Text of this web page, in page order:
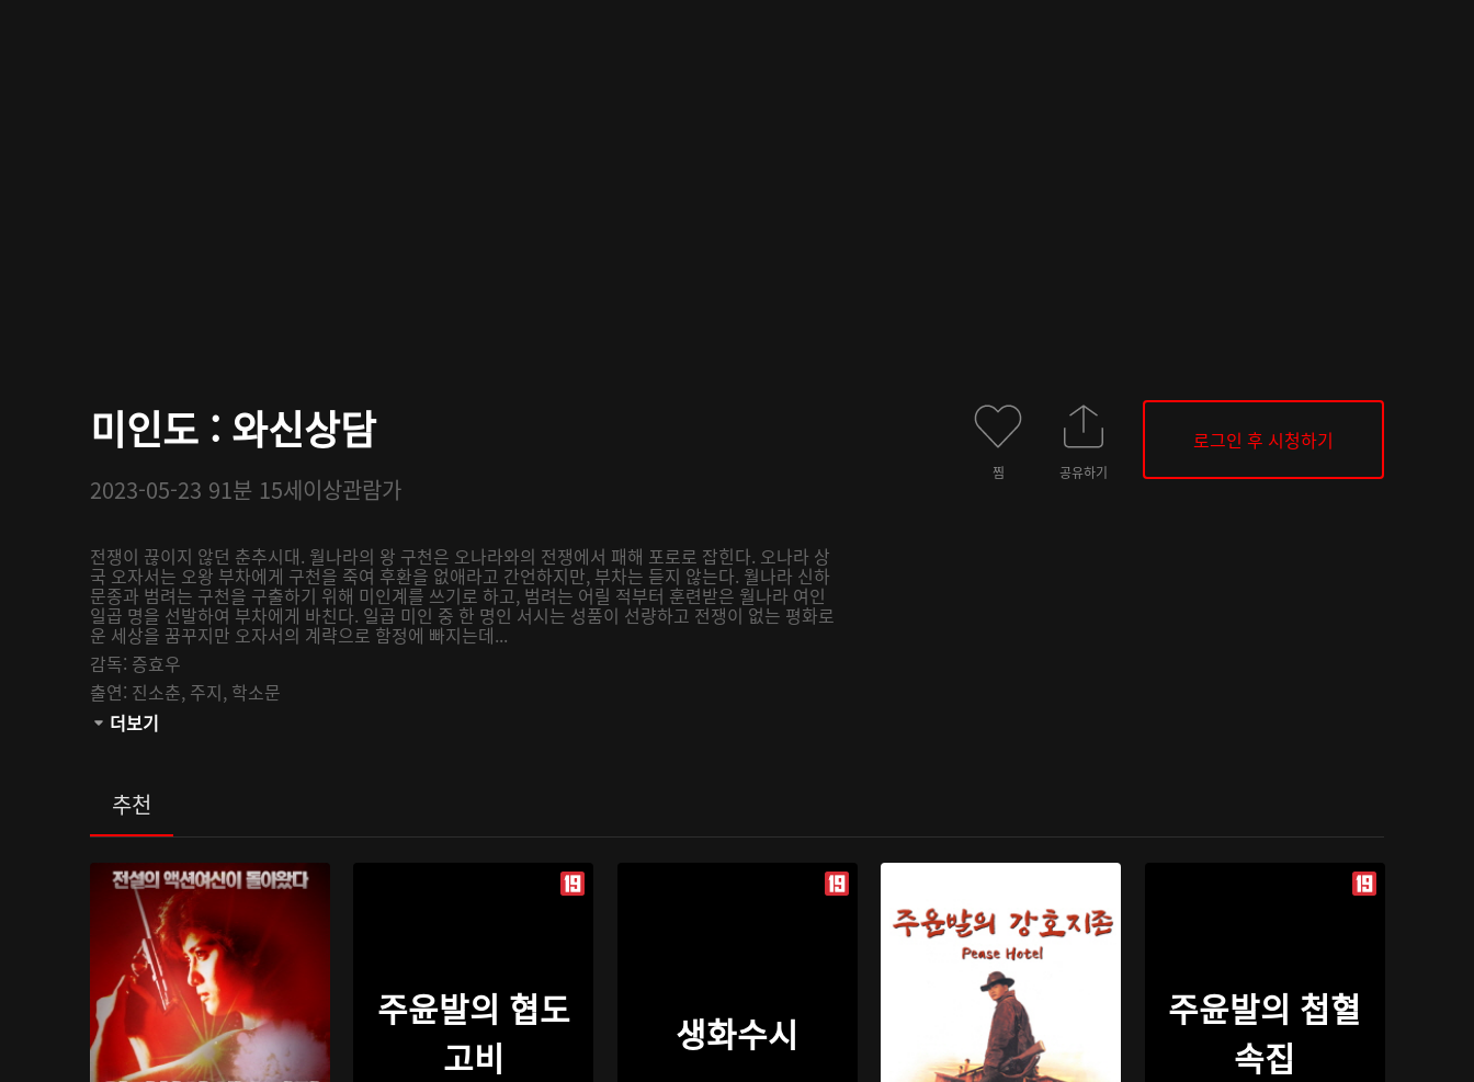
미인도 : 와신상담
2023-05-23 91분 15세이상관람가
전쟁이 끊이지 않던 춘추시대. 월나라의 왕 구천은 오나라와의 전쟁에서 패해 포로로 잡힌다. 오나라 상
국 오자서는 오왕 부차에게 구천을 죽여 후환을 없애라고 간언하지만, 부차는 듣지 않는다. 월나라 신하
문종과 범려는 구천을 구출하기 위해 미인계를 쓰기로 하고, 범려는 어릴 적부터 훈련받은 월나라 여인
일곱 명을 선발하여 부차에게 바친다. 일곱 미인 중 한 명인 서시는 성품이 선량하고 전쟁이 없는 평화로
운 세상을 꿈꾸지만 오자서의 계략으로 함정에 빠지는데...
감독: 증효우
출연: 진소춘, 주지, 학소문
관람등급:
더보기
찜 공유하기
로그인 후 시청하기
추천
주윤발의 협도
고비
생화수시
주윤발의 첩혈
속집